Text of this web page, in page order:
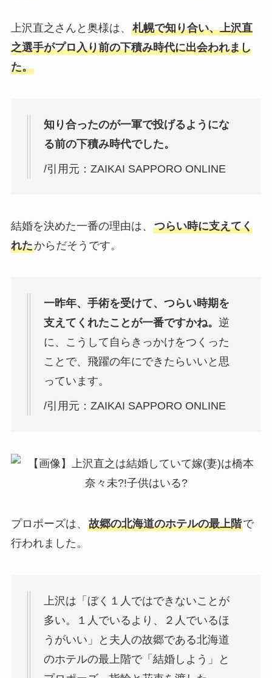
上沢直之さんと奥様は、 札幌で知り合い、上沢直
之選手がプロ入り前の下積み時代に出会われまし
た。
知り合ったのが一軍で投げるようにな
る前の下積み時代でした。
/引用元：ZAIKAI SAPPORO ONLINE
結婚を決めた一番の理由は、 つらい時に支えてく
れたからだそうです。
一昨年、手術を受けて、つらい時期を
支えてくれたことが一番ですかね。 逆
に、こうして自らきっかけをつくった
ことで、飛躍の年にできたらいいと思
っています。
/引用元：ZAIKAI SAPPORO ONLINE
プロポーズは、 故郷の北海道のホテルの最上階で
行われました。
上沢は「ぼく１人ではできないことが
多い。１人でいるより、２人でいるほ
うがいい」と夫人の故郷である北海道
のホテルの最上階で「結婚しよう」と